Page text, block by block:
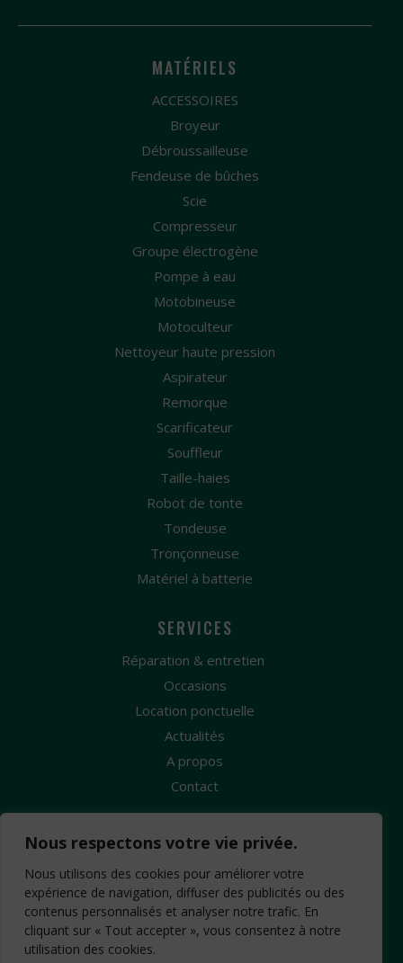
Nous respectons votre vie privée.
Nous utilisons des cookies pour améliorer votre
expérience de navigation, diffuser des publicités ou des
contenus personnalisés et analyser notre trafic. En
cliquant sur « Tout accepter », vous consentez à notre
utilisation des cookies.
MATÉRIELS
ACCESSOIRES
Broyeur
Débroussailleuse
Fendeuse de bûches
Scie
Compresseur
Groupe électrogène
Pompe à eau
Motobineuse
Motoculteur
Nettoyeur haute pression
Aspirateur
Remorque
Scarificateur
Souffleur
Taille-haies
Robot de tonte
Tondeuse
Tronçonneuse
Matériel à batterie
SERVICES
Réparation & entretien
Occasions
Location ponctuelle
Actualités
A propos
Contact
Création Site Internet : www.idcom-lagence.fr
Copyright ©2026 - Mentions légales-
Confidentialité